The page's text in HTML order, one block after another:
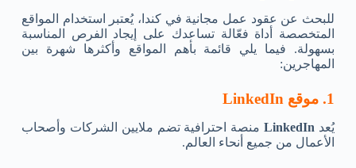
للبحث عن عقود عمل مجانية في كندا، يُعتبر استخدام المواقع
المتخصصة أداة فعّالة تساعدك على إيجاد الفرص المناسبة
بسهولة. فيما يلي قائمة بأهم المواقع وأكثرها شهرة بين
المهاجرين:
1. موقع LinkedIn
يُعد LinkedInمنصة احترافية تضم ملايين الشركات وأصحاب
الأعمال من جميع أنحاء العالم.